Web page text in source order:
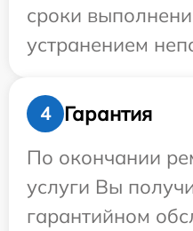
сроки
устранением
4
Гарантия
По окончании
услуги Вы
гарантийном